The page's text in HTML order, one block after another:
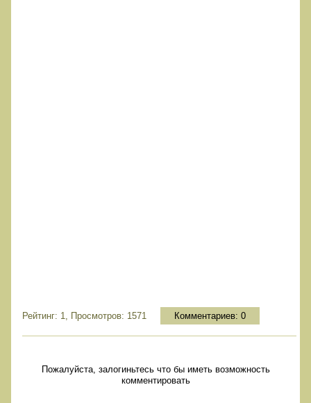
Рейтинг: 1, Просмотров: 1571 Комментариев: 0
Пожалуйста, залогиньтесь что бы иметь возможность
комментировать